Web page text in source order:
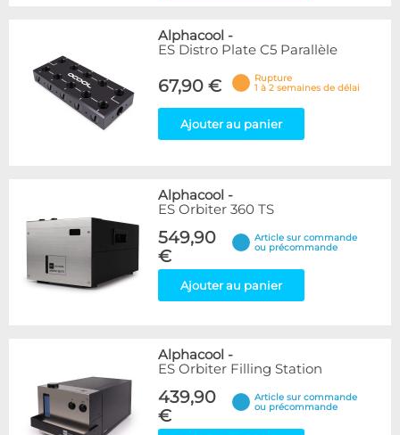
Alphacool -
ES Distro Plate C5 Parallèle
67,90 €
Rupture
1 à 2 semaines de délai
Ajouter au panier
Alphacool -
ES Orbiter 360 TS
549,90
€
Article sur commande
ou précommande
Ajouter au panier
Alphacool -
ES Orbiter Filling Station
439,90
€
Article sur commande
ou précommande